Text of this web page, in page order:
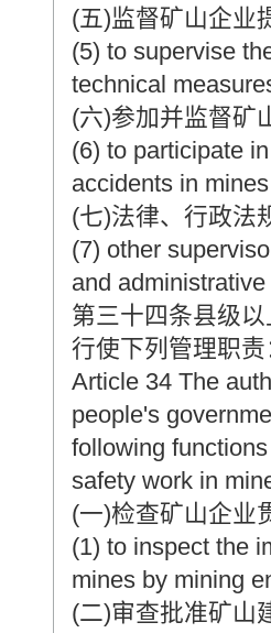
(五)监督矿山企业
(5) to supervise
technical
(六)参加并监督矿
(6) to participate
accidents in
(七)法律、行政法
(7) other
and
第三十四条县级
行使下列管理职责
Article 34 The
people's
following
safety work in
(一)检查矿山企业
(1) to inspect the
mines by mining
(二)审查批准矿山